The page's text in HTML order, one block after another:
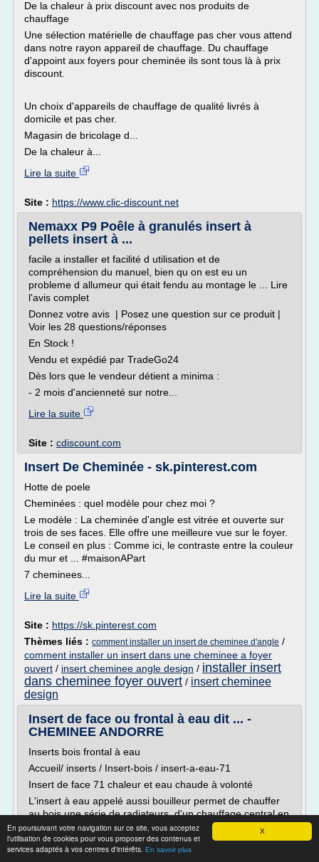
X
En poursuivant votre navigation sur ce site, vous acceptez
l'utilisation de cookies pour vous proposer des contenus et
services adaptés à vos centres d'intérêts. En savoir plus
De la chaleur à prix discount avec nos produits de
chauffage
Une sélection matérielle de chauffage pas cher vous attend
dans notre rayon appareil de chauffage. Du chauffage
d'appoint aux foyers pour cheminée ils sont tous là à prix
discount.
Un choix d'appareils de chauffage de qualité livrés à
domicile et pas cher.
Magasin de bricolage d...
De la chaleur à...
Lire la suite
Site : https://www.clic-discount.net
Nemaxx P9 Poêle à granulés insert à
pellets insert à ...
facile a installer et facilité d utilisation et de
compréhension du manuel, bien qu on est eu un
probleme d allumeur qui était fendu au montage le ... Lire
l'avis complet
Donnez votre avis | Posez une question sur ce produit |
Voir les 28 questions/réponses
En Stock !
Vendu et expédié par TradeGo24
Dès lors que le vendeur détient a minima :
- 2 mois d'ancienneté sur notre...
Lire la suite
Site : cdiscount.com
Insert De Cheminée - sk.pinterest.com
Hotte de poele
Cheminées : quel modèle pour chez moi ?
Le modèle : La cheminée d'angle est vitrée et ouverte sur
trois de ses faces. Elle offre une meilleure vue sur le foyer.
Le conseil en plus : Comme ici, le contraste entre la couleur
du mur et ... #maisonAPart
7 cheminees...
Lire la suite
Site : https://sk.pinterest.com
Thèmes liés : comment installer un insert de cheminee d'angle /
comment installer un insert dans une cheminee a foyer
ouvert / insert cheminee angle design / installer insert
dans cheminee foyer ouvert / insert cheminee
design
Insert de face ou frontal à eau dit ... -
CHEMINEE ANDORRE
Inserts bois frontal à eau
Accueil/ inserts / Insert-bois / insert-a-eau-71
Insert de face 71 chaleur et eau chaude à volonté
L'insert à eau appelé aussi bouilleur permet de chauffer
au bois une série de radiateurs, d'un chauffage central en
remplacement d'une chaudière à gaz ou au fuel. Elaboré
avec un double corps dans lequel le fluide chauffe avec
un carter extérieur à isolation,...